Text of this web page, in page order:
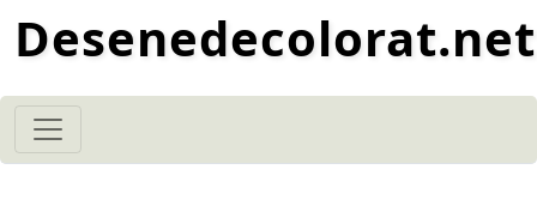
Desenedecolorat.net